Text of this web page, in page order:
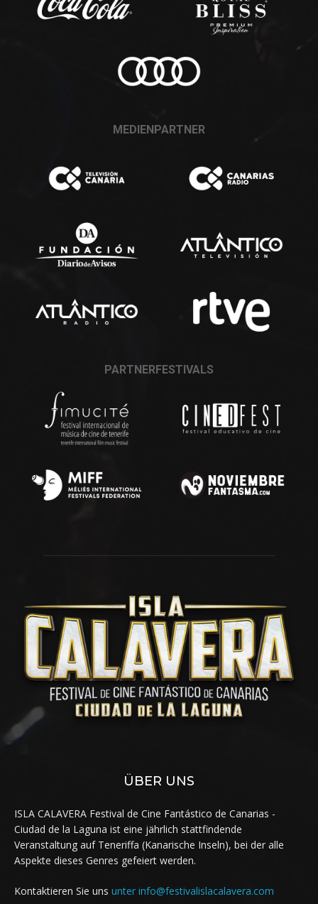
MEDIENPARTNER
PARTNERFESTIVALS
ÜBER UNS
ISLA CALAVERA Festival de Cine Fantástico de Canarias -
Ciudad de la Laguna ist eine jährlich stattfindende
Veranstaltung auf Teneriffa (Kanarische Inseln), bei der alle
Aspekte dieses Genres gefeiert werden.
Kontaktieren Sie uns unter info@festivalislacalavera.com